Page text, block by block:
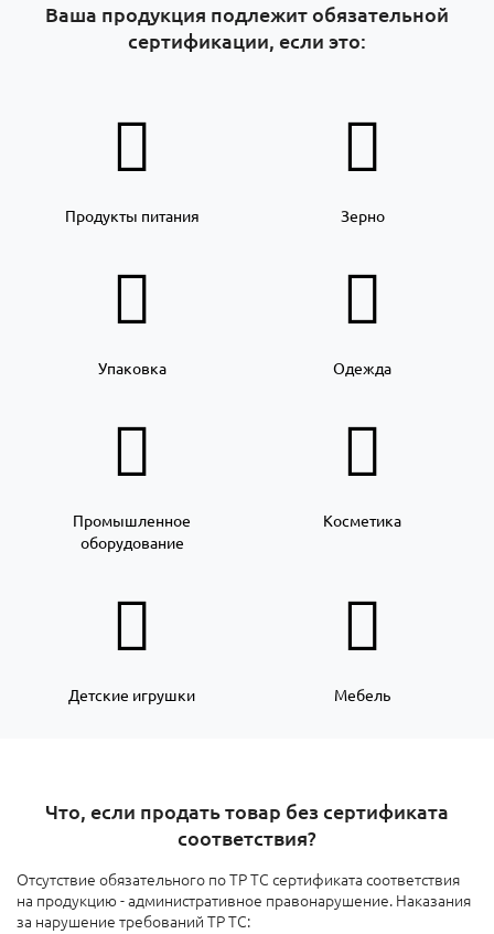
Ваша продукция подлежит обязательной
сертификации, если это:
Продукты питания Зерно
Упаковка Одежда
Промышленное
оборудование
Косметика
Детские игрушки Мебель
Что, если продать товар без сертификата
соответствия?
Отсутствие обязательного по ТР ТС сертификата соответствия
на продукцию - административное правонарушение. Наказания
за нарушение требований ТР ТС: